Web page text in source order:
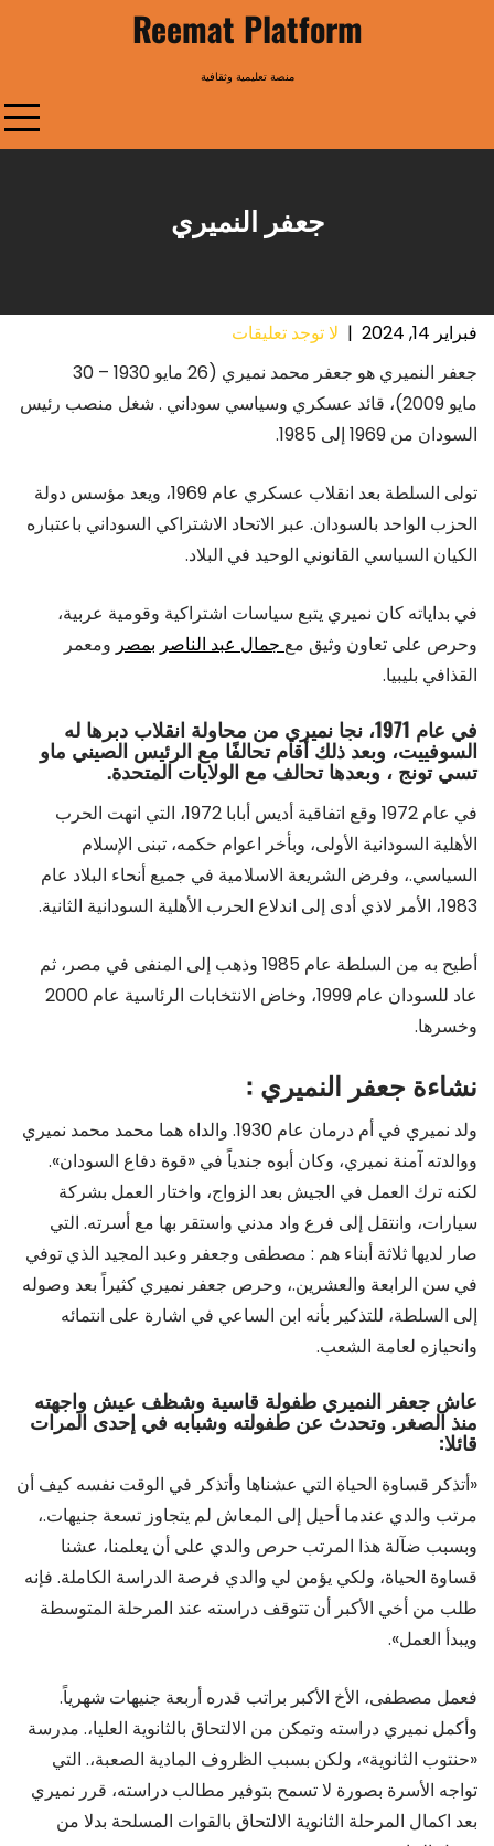
Reemat Platform
منصة تعليمية وثقافية
جعفر النميري
فبراير 14, 2024 | لا توجد تعليقات
جعفر النميري هو جعفر محمد نميري (26 مايو 1930 – 30
مايو 2009)، قائد عسكري وسياسي سوداني . شغل منصب رئيس
السودان من 1969 إلى 1985.
تولى السلطة بعد انقلاب عسكري عام 1969، ويعد مؤسس دولة
الحزب الواحد بالسودان. عبر الاتحاد الاشتراكي السوداني باعتباره
الكيان السياسي القانوني الوحيد في البلاد.
في بداياته كان نميري يتبع سياسات اشتراكية وقومية عربية،
وحرص على تعاون وثيق مع جمال عبد الناصر بمصر ومعمر
القذافي بليبيا.
في عام 1971، نجا نميري من محاولة انقلاب دبرها له
السوفييت، وبعد ذلك أقام تحالفًا مع الرئيس الصيني ماو
تسي تونج ، وبعدها تحالف مع الولايات المتحدة.
في عام 1972 وقع اتفاقية أديس أبابا 1972، التي انهت الحرب
الأهلية السودانية الأولى، وبأخر اعوام حكمه، تبنى الإسلام
السياسي.، وفرض الشريعة الاسلامية في جميع أنحاء البلاد عام
1983، الأمر لاذي أدى إلى اندلاع الحرب الأهلية السودانية الثانية.
أطيح به من السلطة عام 1985 وذهب إلى المنفى في مصر، ثم
عاد للسودان عام 1999، وخاض الانتخابات الرئاسية عام 2000
وخسرها.
نشاءة جعفر النميري :
ولد نميري في أم درمان عام 1930. والداه هما محمد محمد نميري
ووالدته آمنة نميري، وكان أبوه جندياً في «قوة دفاع السودان».
لكنه ترك العمل في الجيش بعد الزواج، واختار العمل بشركة
سيارات، وانتقل إلى فرع واد مدني واستقر بها مع أسرته. التي
صار لديها ثلاثة أبناء هم : مصطفى وجعفر وعبد المجيد الذي توفي
في سن الرابعة والعشرين.، وحرص جعفر نميري كثيراً بعد وصوله
إلى السلطة، للتذكير بأنه ابن الساعي في اشارة على انتمائه
وانحيازه لعامة الشعب.
عاش جعفر النميري طفولة قاسية وشظف عيش واجهته
منذ الصغر. وتحدث عن طفولته وشبابه في إحدى المرات
قائلا:
«أتذكر قساوة الحياة التي عشناها وأتذكر في الوقت نفسه كيف أن
مرتب والدي عندما أحيل إلى المعاش لم يتجاوز تسعة جنيهات.،
وبسبب ضآلة هذا المرتب حرص والدي على أن يعلمنا، عشنا
قساوة الحياة، ولكي يؤمن لي والدي فرصة الدراسة الكاملة. فإنه
طلب من أخي الأكبر أن تتوقف دراسته عند المرحلة المتوسطة
ويبدأ العمل».
فعمل مصطفى، الأخ الأكبر براتب قدره أربعة جنيهات شهرياً.
وأكمل نميري دراسته وتمكن من الالتحاق بالثانوية العليا،. مدرسة
«حنتوب الثانوية»، ولكن بسبب الظروف المادية الصعبة،. التي
تواجه الأسرة بصورة لا تسمح بتوفير مطالب دراسته، قرر نميري
بعد اكمال المرحلة الثانوية الالتحاق بالقوات المسلحة بدلا من